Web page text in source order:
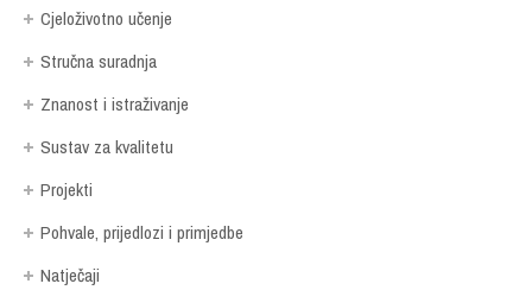
Cjeloživotno učenje
Stručna suradnja
Znanost i istraživanje
Sustav za kvalitetu
Projekti
Pohvale, prijedlozi i primjedbe
Natječaji